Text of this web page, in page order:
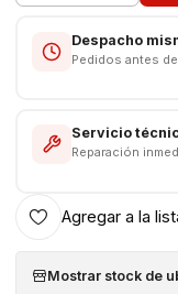
Despacho
Pedidos antes
Servicio
Reparación
Agregar a la
Mostrar stock de